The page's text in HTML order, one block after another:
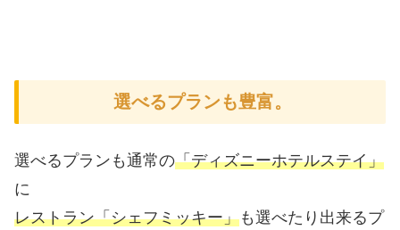
選べるプランも豊富。
選べるプランも通常の「ディズニーホテルステイ」
に
レストラン「シェフミッキー」も選べたり出来るプ